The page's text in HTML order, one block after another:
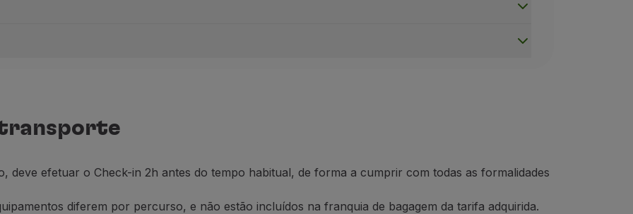
21492.
do Controlo de Segurança e Raio-X.
43228 / 29.
deve efetuar o Check-in 2h antes do tempo habitual, de forma a cumprir com todas as formalidades
diferem por percurso, e não estão incluídos na franquia de bagagem da tarifa adquirida.